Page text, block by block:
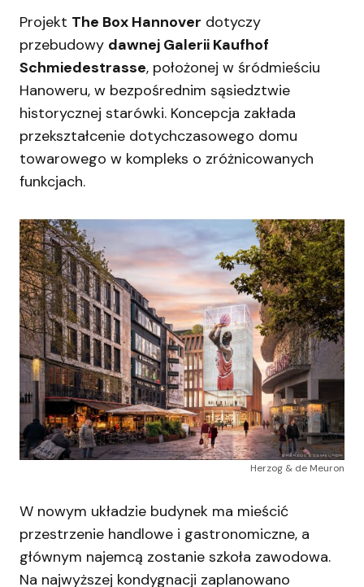
Projekt The Box Hannover dotyczy
przebudowy dawnej Galerii Kaufhof
Schmiedestrasse, położonej w śródmieściu
Hanoweru, w bezpośrednim sąsiedztwie
historycznej starówki. Koncepcja zakłada
przekształcenie dotychczasowego domu
towarowego w kompleks o zróżnicowanych
funkcjach.
Herzog & de Meuron
W nowym układzie budynek ma mieścić
przestrzenie handlowe i gastronomiczne, a
głównym najemcą zostanie szkoła zawodowa.
Na najwyższej kondygnacji zaplanowano